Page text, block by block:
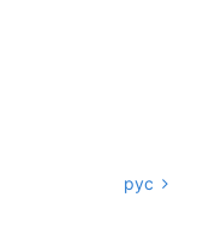
рус